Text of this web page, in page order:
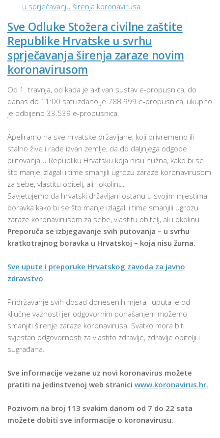
u sprječavanju širenja koronavirusa
Sve Odluke Stožera civilne zaštite
Republike Hrvatske u svrhu
sprječavanja širenja zaraze novim
koronavirusom
Od 1. travnja, od kada je aktivan sustav e-propusnica, do
danas do 11:00 sati izdano je 788.999 e-propusnica, ukupno
je odbijeno 33.539 e-propusnica.
Apeliramo na sve hrvatske državljane, koji privremeno ili
stalno žive i rade izvan zemlje, da do daljnjega odgode
putovanja u Republiku Hrvatsku koja nisu nužna, kako bi se
što manje izlagali i time smanjili ugrozu zaraze koronavirusom
za sebe, vlastitu obitelj, ali i okolinu.
Savjetujemo da hrvatski državljani ostanu u svojim mjestima
boravka kako bi se što manje izlagali i time smanjili ugrozu
zaraze koronavirusom za sebe, vlastitu obitelj, ali i okolinu.
Preporuča se izbjegavanje svih putovanja – u svrhu
kratkotrajnog boravka u Hrvatskoj – koja nisu žurna.
Sve upute i preporuke Hrvatskog zavoda za javno
zdravstvo
Pridržavanje svih dosad donesenih mjera i uputa je od
ključne važnosti jer odgovornim ponašanjem možemo
smanjiti širenje zaraze koronavirusa. Svatko mora biti
svjestan odgovornosti za vlastito zdravlje, zdravlje obitelji i
sugrađana.
Sve informacije vezane uz novi koronavirus možete
pratiti na jedinstvenoj web stranici www.koronavirus.hr.
Pozivom na broj 113 svakim danom od 7 do 22 sata
možete dobiti sve informacije o koronavirusu.